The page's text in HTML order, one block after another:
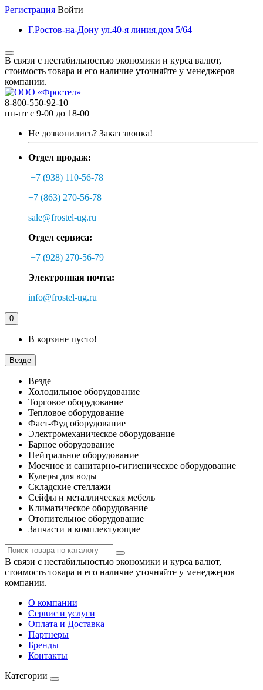
Регистрация Войти
Г.Ростов-на-Дону ул.40-я линия,дом 5/64
В связи с нестабильностью экономики и курса валют,
стоимость товара и его наличие уточняйте у менеджеров
компании.
8-800-550-92-10
пн-пт с 9-00 до 18-00
Не дозвонились? Заказ звонка!
Отдел продаж:
+7 (938) 110-56-78
+7 (863) 270-56-78
sale@frostel-ug.ru
Отдел сервиса:
+7 (928) 270-56-79
Электронная почта:
info@frostel-ug.ru
0
В корзине пусто!
Везде
Везде
Холодильное оборудование
Торговое оборудование
Тепловое оборудование
Фаст-Фуд оборудование
Электромеханическое оборудование
Барное оборудование
Нейтральное оборудование
Моечное и санитарно-гигиеническое оборудование
Кулеры для воды
Складские стеллажи
Сейфы и металлическая мебель
Климатическое оборудование
Отопительное оборудование
Запчасти и комплектующие
В связи с нестабильностью экономики и курса валют,
стоимость товара и его наличие уточняйте у менеджеров
компании.
О компании
Сервис и услуги
Оплата и Доставка
Партнеры
Бренды
Контакты
Категории